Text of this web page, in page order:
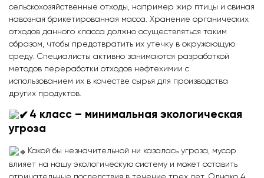
сельскохозяйственные отходы, например жир птицы и свиная
навозная брикетированная масса. Хранение органических
отходов данного класса должно осуществляться таким
образом, чтобы предотвратить их утечку в окружающую
среду. Специалисты активно занимаются разработкой
методов переработки отходов нефтехимии с
использованием их в качестве сырья для производства
других продуктов.
4 класс – минимальная экологическая
угроза
Какой бы незначительной ни казалась угроза, мусор
влияет на нашу экологическую систему и может оставить